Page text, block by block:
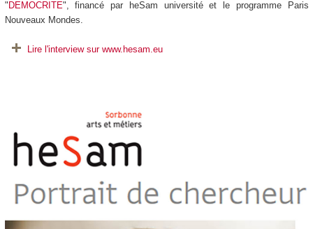
"DEMOCRITE", financé par heSam université et le programme Paris
Nouveaux Mondes.
Lire l'interview sur www.hesam.eu